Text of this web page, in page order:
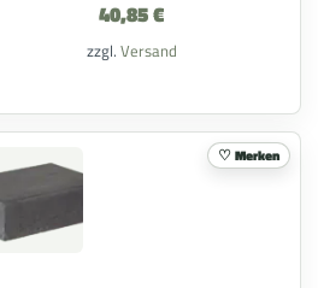
40,85€
zzgl. Versand
Merken